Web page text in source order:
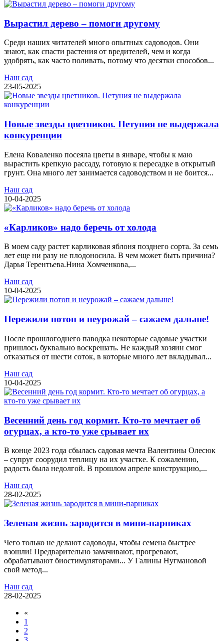
Вырастил дерево – помоги другому
Среди наших читателей много опытных садоводов. Они
знают, как спасти растения от вредителей, чем и когда
удобрять, как часто поливать, потому что десятки способов...
Наш сад
23-05-2025
Новые звезды цветников. Петуния не выдержала
конкуренции
Елена Коваленко посеяла цветы в январе, чтобы к маю
вырастить крепкую рассаду, готовую к пересадке в открытый
грунт. Она много лет занимается садоводством и не боится...
Наш сад
10-04-2025
«Карликов» надо беречь от холода
В моем саду растет карликовая яблоня позднего сорта. За семь
лет еще ни разу не плодоносила. В чем может быть причина?
Дарья Терентьева.Нина Хомченкова,...
Наш сад
10-04-2025
Пережили потоп и неурожай – сажаем дальше!
После прошлогоднего паводка некоторые садовые участки
пришлось буквально воскрешать. Не каждый хозяин смог
отказаться от шести соток, в которые много лет вкладывал...
Наш сад
10-04-2025
Весенний день год кормит. Кто-то мечтает об
огурцах, а кто-то уже срывает их
В конце 2023 года сбылась садовая мечта Валентины Олесюк
– супруг соорудил теплицу на их участке. К сожалению,
радость была недолгой. В прошлом апреле конструкцию,...
Наш сад
28-02-2025
Зеленая жизнь зародится в мини-парниках
Чего только не делают садоводы, чтобы семена быстрее
взошли! Предварительно замачивают, прогревают,
обрабатывают биостимуляторами... У Галины Нугмановой
свой метод...
Наш сад
28-02-2025
«
1
2